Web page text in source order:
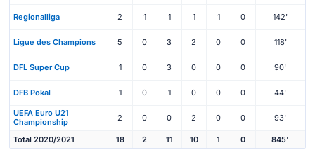
Regionalliga 2 1 1 1 1 0 142'
Ligue des Champions 5 0 3 2 0 0 118'
DFL Super Cup 1 0 3 0 0 0 90'
DFB Pokal 1 0 1 0 0 0 44'
UEFA Euro U21
Championship
2 0 0 2 0 0 93'
Total 2020/2021 18 2 11 10 1 0 845'